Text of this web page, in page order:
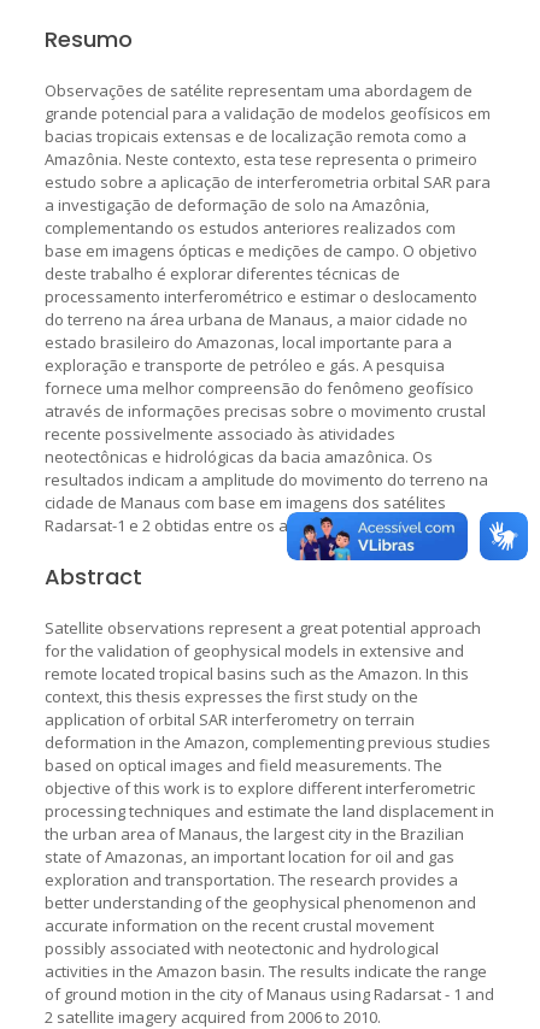
Resumo
Observações de satélite representam uma abordagem de
grande potencial para a validação de modelos geofísicos em
bacias tropicais extensas e de localização remota como a
Amazônia. Neste contexto, esta tese representa o primeiro
estudo sobre a aplicação de interferometria orbital SAR para
a investigação de deformação de solo na Amazônia,
complementando os estudos anteriores realizados com
base em imagens ópticas e medições de campo. O objetivo
deste trabalho é explorar diferentes técnicas de
processamento interferométrico e estimar o deslocamento
do terreno na área urbana de Manaus, a maior cidade no
estado brasileiro do Amazonas, local importante para a
exploração e transporte de petróleo e gás. A pesquisa
fornece uma melhor compreensão do fenômeno geofísico
através de informações precisas sobre o movimento crustal
recente possivelmente associado às atividades
neotectônicas e hidrológicas da bacia amazônica. Os
resultados indicam a amplitude do movimento do terreno na
cidade de Manaus com base em imagens dos satélites
Radarsat-1 e 2 obtidas entre os anos de 2006 e 2010.
Abstract
Satellite observations represent a great potential approach
for the validation of geophysical models in extensive and
remote located tropical basins such as the Amazon. In this
context, this thesis expresses the first study on the
application of orbital SAR interferometry on terrain
deformation in the Amazon, complementing previous studies
based on optical images and field measurements. The
objective of this work is to explore different interferometric
processing techniques and estimate the land displacement in
the urban area of Manaus, the largest city in the Brazilian
state of Amazonas, an important location for oil and gas
exploration and transportation. The research provides a
better understanding of the geophysical phenomenon and
accurate information on the recent crustal movement
possibly associated with neotectonic and hydrological
activities in the Amazon basin. The results indicate the range
of ground motion in the city of Manaus using Radarsat - 1 and
2 satellite imagery acquired from 2006 to 2010.